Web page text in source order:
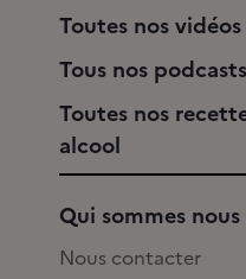
Toutes nos vidéos
Tous nos podcasts
Toutes nos
alcool
Qui sommes nous
Nous contacter